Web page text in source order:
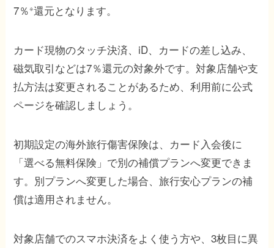
7％※還元となります。
カード現物のタッチ決済、iD、カードの差し込み、
磁気取引などは7％還元の対象外です。対象店舗や支
払方法は変更されることがあるため、利用前に公式
ページを確認しましょう。
初期設定の海外旅行傷害保険は、カード入会後に
「選べる無料保険」で別の補償プランへ変更できま
す。別プランへ変更した場合、旅行安心プランの補
償は適用されません。
対象店舗でのスマホ決済をよく使う方や、3枚目に異